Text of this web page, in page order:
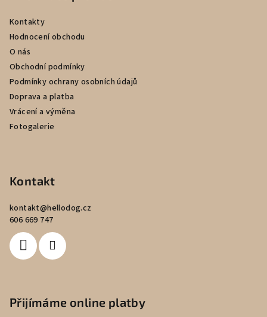
Kontakty
Hodnocení obchodu
O nás
Obchodní podmínky
Podmínky ochrany osobních údajů
Doprava a platba
Vrácení a výměna
Fotogalerie
Kontakt
kontakt@hellodog.cz
606 669 747
Přijímáme online platby